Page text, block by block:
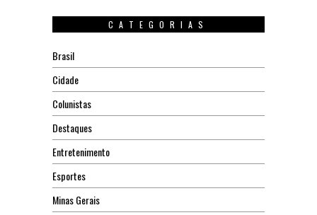
CATEGORIAS
Brasil
Cidade
Colunistas
Destaques
Entretenimento
Esportes
Minas Gerais